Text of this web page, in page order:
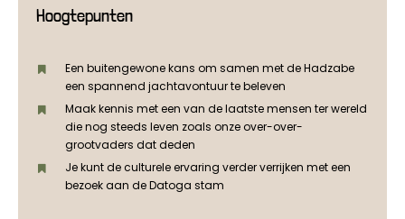
Hoogtepunten
Een buitengewone kans om samen met de Hadzabe
een spannend jachtavontuur te beleven
Maak kennis met een van de laatste mensen ter wereld
die nog steeds leven zoals onze over-over-
grootvaders dat deden
Je kunt de culturele ervaring verder verrijken met een
bezoek aan de Datoga stam